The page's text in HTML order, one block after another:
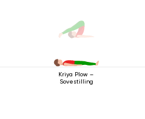
Kriya Plow –
Sovestilling